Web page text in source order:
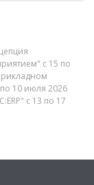
с 15 по
10 июля 2026
с 13 по 17